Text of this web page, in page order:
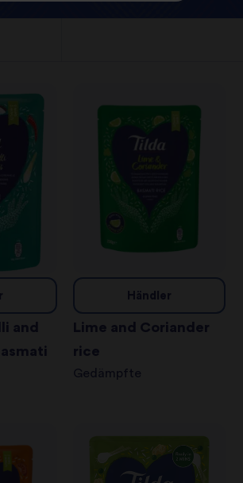
and
Händler
Lime and Coriander
rice
Gedämpfte